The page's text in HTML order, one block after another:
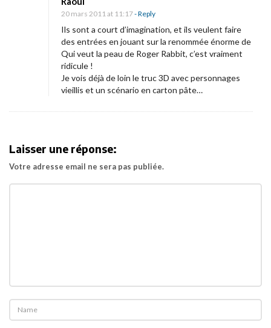
n
n
u
l
é
.
«
M
r
20 mars 2011 at 11:17- Reply
Ils sont a court d’imagination, et ils veulent faire
des entrées en jouant sur la renommée énorme de
Qui veut la peau de Roger Rabbit, c’est vraiment
ridicule !
Je vois déjà de loin le truc 3D avec personnages
vieillis et un scénario en carton pâte…
Laisser une réponse:
Votre adresse email ne sera pas publiée.